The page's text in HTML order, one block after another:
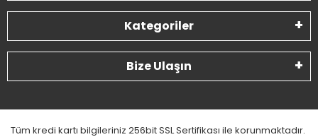
Kategoriler
Bize Ulaşın
Tüm kredi kartı bilgileriniz 256bit SSL Sertifikası ile korunmaktadır.